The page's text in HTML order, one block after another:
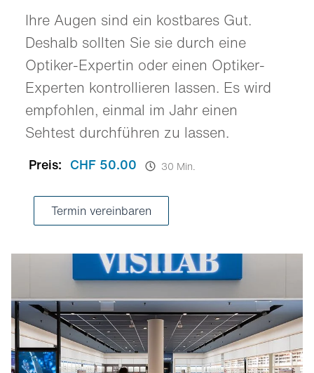
Ihre Augen sind ein kostbares Gut.
Deshalb sollten Sie sie durch eine
Optiker-Expertin oder einen Optiker-
Experten kontrollieren lassen. Es wird
empfohlen, einmal im Jahr einen
Sehtest durchführen zu lassen.
Preis: CHF 50.00 30 Min.
Termin vereinbaren